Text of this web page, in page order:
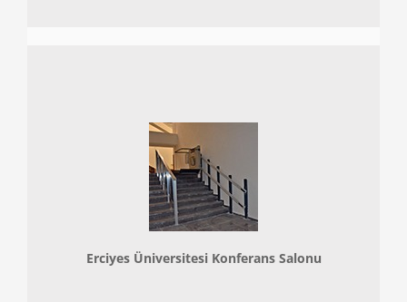
Erciyes Üniversitesi Konferans Salonu